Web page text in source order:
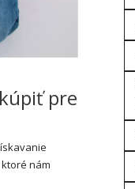
pre
nám